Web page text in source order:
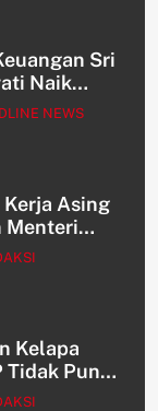
Sri
Naik
Naik,NEWS
Kerja Asing
Menteri
Kelapa
Punya